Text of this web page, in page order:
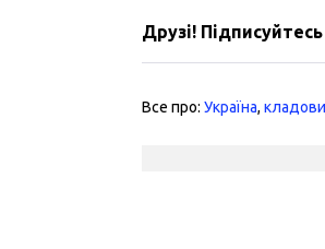
Друзі!
Все про:Україна,